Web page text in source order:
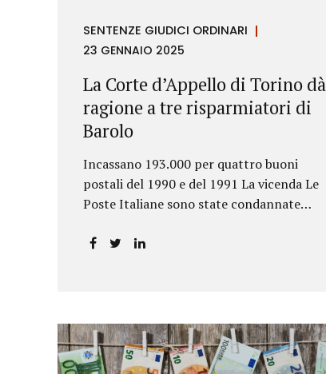
SENTENZE GIUDICI ORDINARI
23 GENNAIO 2025
La Corte d’Appello di Torino dà
ragione a tre risparmiatori di
Barolo
Incassano 193.000 per quattro buoni
postali del 1990 e del 1991 La vicenda Le
Poste Italiane sono state condannate
riconoscere, a tre risparmiatori di Barolo,
risparmiatori, titolari di quattro buoni da
5.000.000 lire ciascuno, non erano stati
pagati integralmente gli interessi